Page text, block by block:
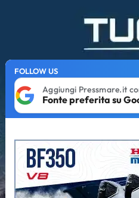
FOLLOW US
Aggiungi Pressmare.it
Fonte preferita su